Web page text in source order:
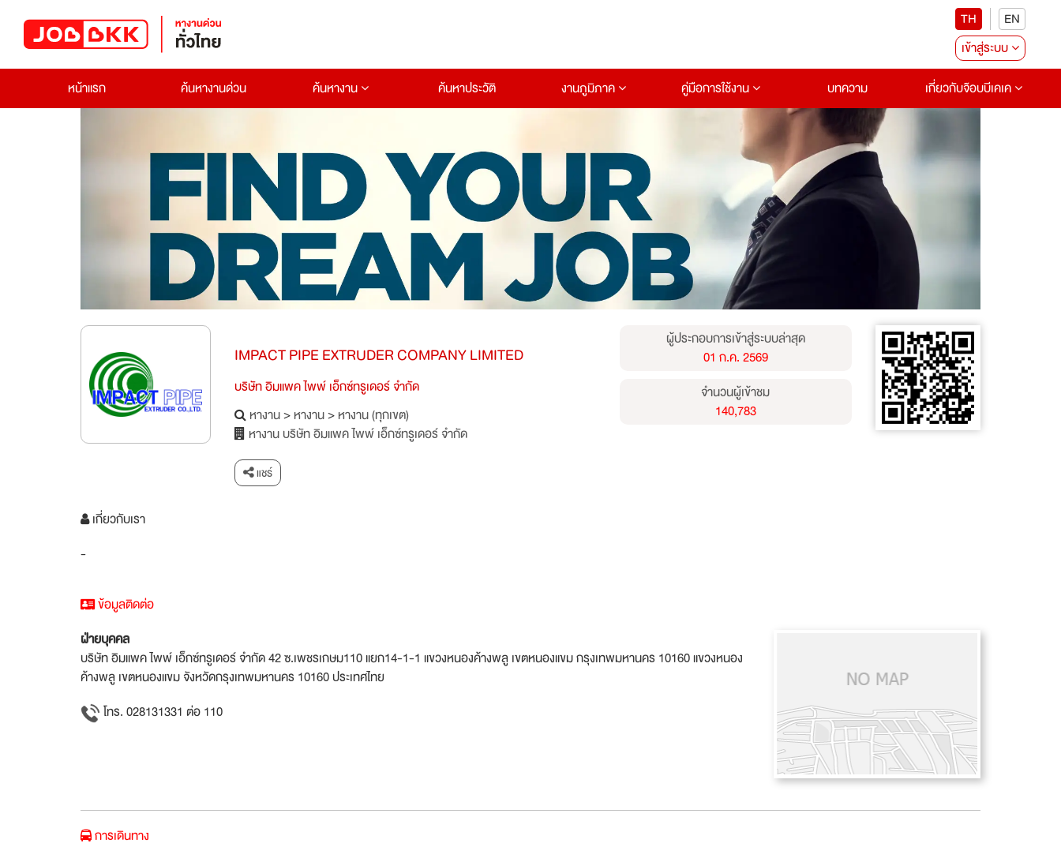
TH
EN
เข้าสู่ระบบ
หน้าแรก
ค้นหางานด่วน ค้นหางาน ค้นหาประวัติ งานภูมิภาค คู่มือการใช้งาน บทความ เกี่ยวกับจ๊อบบีเคเค
IMPACT PIPE EXTRUDER COMPANY LIMITED
บริษัท อิมแพค ไพพ์ เอ็กซ์ทรูเดอร์ จำกัด
หางาน>หางาน>หางาน (ทุกเขต)
หางาน บริษัท อิมแพค ไพพ์ เอ็กซ์ทรูเดอร์ จำกัด
แชร์
ผู้ประกอบการเข้าสู่ระบบล่าสุด
01 ก.ค. 2569
จำนวนผู้เข้าชม
140,783
เกี่ยวกับเรา
-
ข้อมูลติดต่อ
ฝ่ายบุคคล
บริษัท อิมแพค ไพพ์ เอ็กซ์ทรูเดอร์ จำกัด 42 ซ.เพชรเกษม110 แยก14-1-1 แขวงหนองค้างพลู เขตหนองแขม กรุงเทพมหานคร 10160 แขวงหนอง
ค้างพลู เขตหนองแขม จังหวัดกรุงเทพมหานคร 10160 ประเทศไทย
โทร. 028131331 ต่อ 110
การเดินทาง